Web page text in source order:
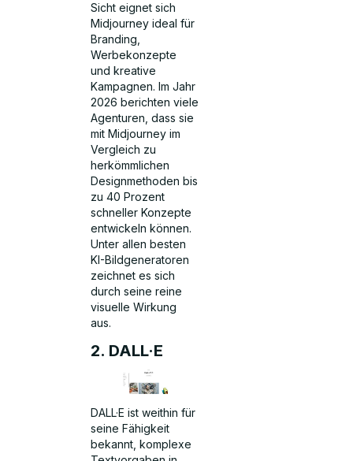
Sicht eignet sich
Midjourney ideal für
Branding,
Werbekonzepte
und kreative
Kampagnen. Im Jahr
2026 berichten viele
Agenturen, dass sie
mit Midjourney im
Vergleich zu
herkömmlichen
Designmethoden bis
zu 40 Prozent
schneller Konzepte
entwickeln können.
Unter allen besten
KI-Bildgeneratoren
zeichnet es sich
durch seine reine
visuelle Wirkung
aus.
2. DALL·E
DALL·E ist weithin für
seine Fähigkeit
bekannt, komplexe